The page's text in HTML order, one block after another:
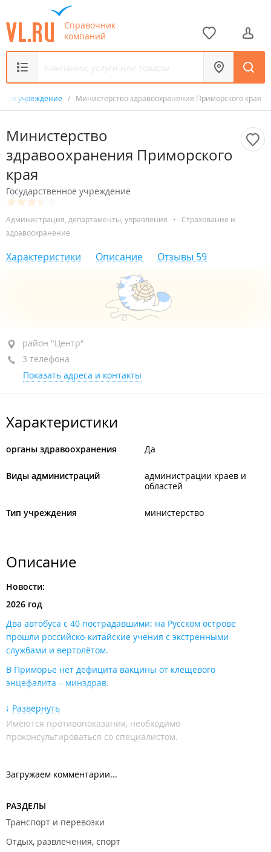
Справочник
компаний
учреждение / Министерство здравоохранения Приморского края
Министерство
здравоохранения Приморского
края
Государственное учреждение
Администрация, департаменты, управления •
Страхование и
здравоохранение
Характеристики Описание Отзывы 59
район "Центр", ул. Морская 1-я, 2
3-й этаж
+7 (423) 241-35-14руководитель
+7 (423) 260-50-98единая горячая линия
район "Центр"
3 телефона
Показать адреса и контакты
Характеристики
органы здравоохранения Да
Виды администраций
администрации краев и
областей
Тип учреждения министерство
Описание
Новости:
2026 год
Два автобуса с 40 пострадавшими: на Русском острове
прошли российско-китайские учения с экстренными
службами и вертолётом​.
В Приморье нет дефицита вакцины от клещевого
энцефалита – минздрав​.
сложно дозвониться до единого кол-центра поликлиник.
2025 год
приём по 1-300 тоже невозможно​.
запрет на посещение пациентов.
За последнюю неделю во Владивостоке количество травм
из-за гололёда выросло на 10%​.
Развернуть
Имеются противопоказания, необходимо
проконсультироваться со специалистом.
Загружаем комментарии...
РАЗДЕЛЫ
Транспорт и перевозки
Отдых, развлечения, спорт